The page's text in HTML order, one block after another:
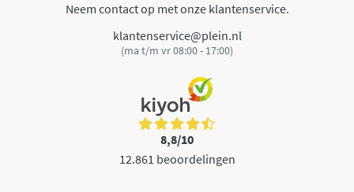
Neem contact op met onze klantenservice.
klantenservice@plein.nl
(ma t/m vr 08:00 - 17:00)
8,8/10
12.861 beoordelingen